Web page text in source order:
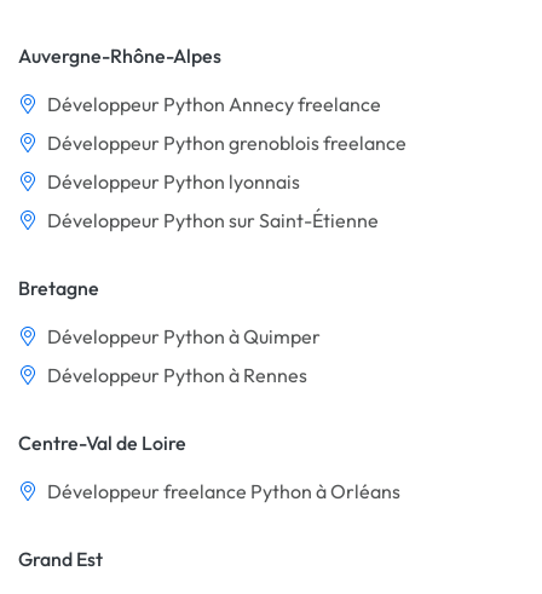
Auvergne-Rhône-Alpes
Développeur Python Annecy freelance
Développeur Python grenoblois freelance
Développeur Python lyonnais
Développeur Python sur Saint-Étienne
Bretagne
Développeur Python à Quimper
Développeur Python à Rennes
Centre-Val de Loire
Développeur freelance Python à Orléans
Grand Est